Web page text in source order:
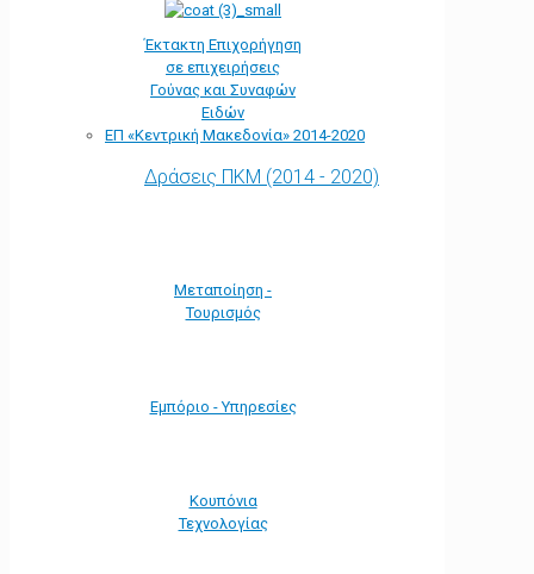
Έκτακτη Επιχορήγηση
σε επιχειρήσεις
Γούνας και Συναφών
Ειδών
ΕΠ «Kεντρική Μακεδονία» 2014-2020
Δράσεις ΠΚΜ (2014 - 2020)
Μεταποίηση -
Τουρισμός
Εμπόριο - Υπηρεσίες
Κουπόνια
Τεχνολογίας